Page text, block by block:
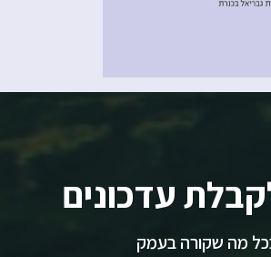
עדכונים
מה שקורה בעמק